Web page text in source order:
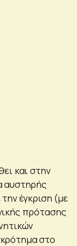
και στην
αυστηρής
έγκριση (με
πρότασης
στο